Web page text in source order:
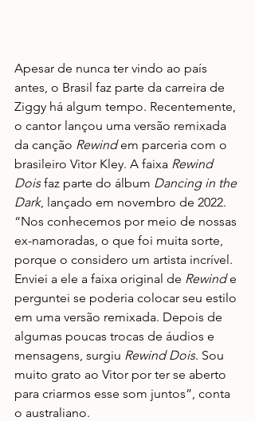
Apesar de nunca ter vindo ao país
antes, o Brasil faz parte da carreira de
Ziggy há algum tempo. Recentemente,
o cantor lançou uma versão remixada
da canção Rewind em parceria com o
brasileiro Vitor Kley. A faixa Rewind
Dois faz parte do álbum Dancing in the
Dark, lançado em novembro de 2022.
“Nos conhecemos por meio de nossas
ex-namoradas, o que foi muita sorte,
porque o considero um artista incrível.
Enviei a ele a faixa original de Rewind e
perguntei se poderia colocar seu estilo
em uma versão remixada. Depois de
algumas poucas trocas de áudios e
mensagens, surgiu Rewind Dois. Sou
muito grato ao Vitor por ter se aberto
para criarmos esse som juntos”, conta
o australiano.